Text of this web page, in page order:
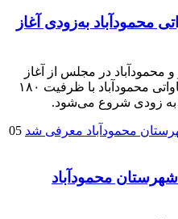
۵۰۰ مگاواتی محمودآباد به‌زودی آغاز
و محمودآباد در مجلس از آغاز
اجرای فاز نخست نیروگاه ۵۰۰ مگاواتی محمودآباد با ظرفیت ۱۸۰
به زودی شروع می‌شود.
05
محمودآباد